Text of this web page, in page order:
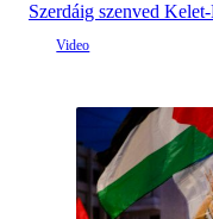
Szerdáig szenved